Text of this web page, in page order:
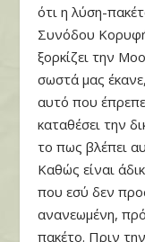
ότι η λύση-
Συνόδου
ξορκίζει την
σωστά μας
αυτό που έπρεπε
καταθέσει την
το πως βλέπει
Καθώς είναι
που εσύ δεν
ανανεωμένη,
πακέτο. Πριν